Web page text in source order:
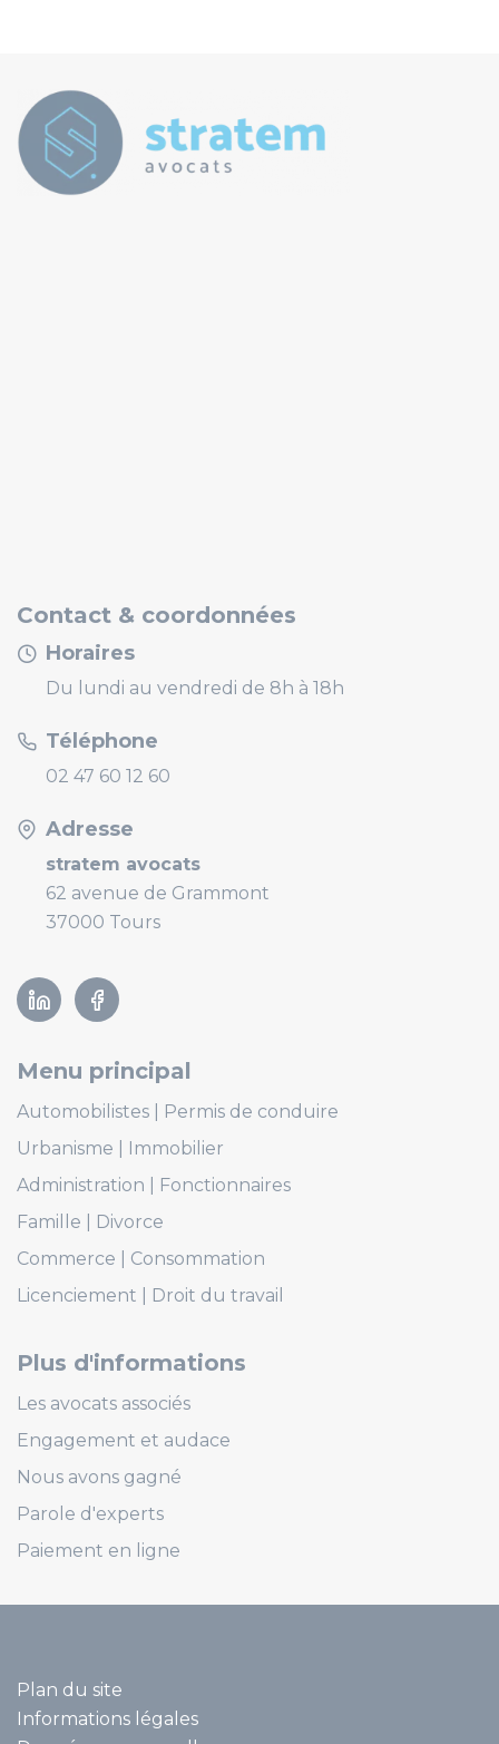
Contact & coordonnées
Horaires
Du lundi au vendredi de 8h à 18h
Téléphone
02 47 60 12 60
Adresse
stratem avocats
62 avenue de Grammont
37000 Tours
LinkedinFacebook
Menu principal
Automobilistes
Permis de conduire
Urbanisme
Immobilier
Administration
Fonctionnaires
Famille
Divorce
Commerce
Consommation
Licenciement
Droit du travail
Plus d'informations
Les avocats associés
Engagement et audace
Nous avons gagné
Parole d'experts
Paiement en ligne
Plan du site
Informations légales